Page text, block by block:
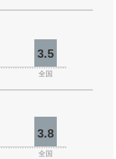
3.5
全国
3.8
全国